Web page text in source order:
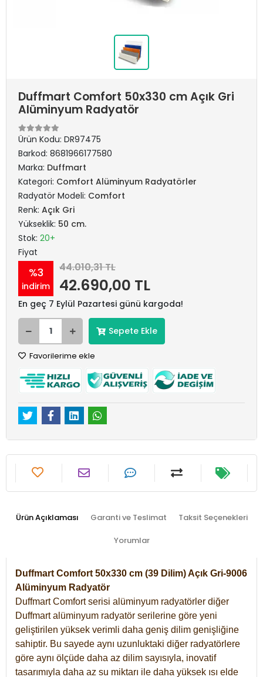
Duffmart Comfort 50x330 cm Açık Gri
Alüminyum Radyatör
Ürün Kodu: DR97475
Barkod: 8681966177580
Marka: Duffmart
Kategori: Comfort Alüminyum Radyatörler
Radyatör Modeli: Comfort
Renk: Açık Gri
Yükseklik: 50 cm.
Stok: 20+
Fiyat
%3
indirim
44.010,31 TL
42.690,00 TL
En geç 7 Eylül Pazartesi günü kargoda!
Sepete Ekle
Favorilerime ekle
Ürün Açıklaması Garanti ve Teslimat Taksit Seçenekleri
Yorumlar
Duffmart Comfort 50x330 cm (39 Dilim) Açık Gri-9006
Alüminyum Radyatör
Duffmart Comfort serisi alüminyum radyatörler diğer
Duffmart alüminyum radyatör serilerine göre yeni
geliştirilen yüksek verimli daha geniş dilim genişliğine
sahiptir. Bu sayede aynı uzunluktaki diğer radyatörlere
göre aynı ölçüde daha az dilim sayısıyla, inovatif
tasarımıyla daha az su miktarı ile daha yüksek ısı elde